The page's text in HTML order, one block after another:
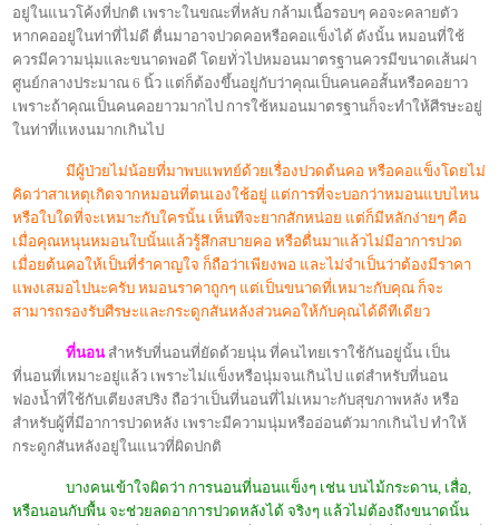
อยู่ในแนวโค้งที่ปกติ เพราะในขณะที่หลับ กล้ามเนื้อรอบๆ คอจะคลายตัว
หากคออยู่ในท่าที่ไม่ดี ตื่นมาอาจปวดคอหรือคอแข็งได้ ดังนั้น หมอนที่ใช้
ควรมีความนุ่มและขนาดพอดี โดยทั่วไปหมอนมาตรฐานควรมีขนาดเส้นผ่า
ศูนย์กลางประมาณ6 นิ้ว แต่ก็ต้องขึ้นอยู่กับว่าคุณเป็นคนคอสั้นหรือคอยาว
เพราะถ้าคุณเป็นคนคอยาวมากไป การใช้หมอนมาตรฐานก็จะทำให้ศีรษะอยู่
ในท่าที่แหงนมากเกินไป
มีผู้ป่วยไม่น้อยที่มาพบแพทย์ด้วยเรื่องปวดต้นคอ หรือคอแข็งโดยไม่
คิดว่าสาเหตุเกิดจากหมอนที่ตนเองใช้อยู่ แต่การที่จะบอกว่าหมอนแบบไหน
หรือใบใดที่จะเหมาะกับใครนั้น เห็นทีจะยากสักหน่อย แต่ก็มีหลักง่ายๆ คือ
เมื่อคุณหนุนหมอนใบนั้นแล้วรู้สึกสบายคอ หรือตื่นมาแล้วไม่มีอาการปวด
เมื่อยต้นคอให้เป็นที่รำคาญใจ ก็ถือว่าเพียงพอ และไม่จำเป็นว่าต้องมีราคา
แพงเสมอไปนะครับ หมอนราคาถูกๆ แต่เป็นขนาดที่เหมาะกับคุณ ก็จะ
สามารถรองรับศีรษะและกระดูกสันหลังส่วนคอให้กับคุณได้ดีทีเดียว
ที่นอนสำหรับที่นอนที่ยัดด้วยนุ่น ที่คนไทยเราใช้กันอยู่นั้น เป็น
ที่นอนที่เหมาะอยู่แล้ว เพราะไม่แข็งหรือนุ่มจนเกินไป แต่สำหรับที่นอน
ฟองน้ำที่ใช้กับเตียงสปริง ถือว่าเป็นที่นอนที่ไม่เหมาะกับสุขภาพหลัง หรือ
สำหรับผู้ที่มีอาการปวดหลัง เพราะมีความนุ่มหรืออ่อนตัวมากเกินไป ทำให้
กระดูกสันหลังอยู่ในแนวที่ผิดปกติ
บางคนเข้าใจผิดว่า การนอนที่นอนแข็งๆ เช่น บนไม้กระดาน, เสื่อ,
หรือนอนกับพื้น จะช่วยลดอาการปวดหลังได้ จริงๆ แล้วไม่ต้องถึงขนาดนั้น